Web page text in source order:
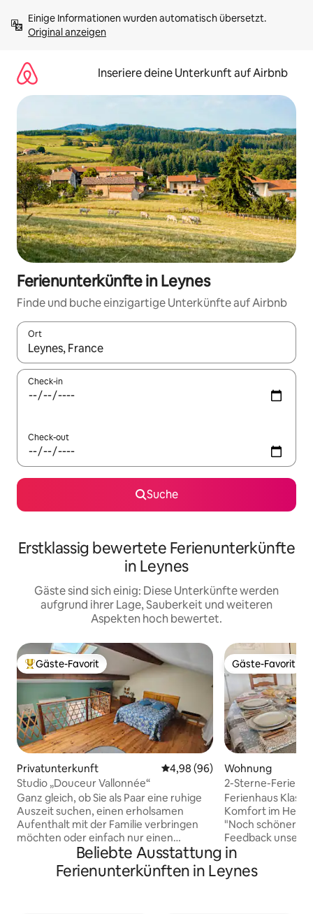
Inhalten
springenOriginal anzeigen
Inseriere deine Unterkunft auf Airbnb
Ferienunterkünfte in Leynes
Finde und buche einzigartige Unterkünfte auf Airbnb
Ort
Wenn Ergebnisse verfügbar sind, navigiere mit den
Check-in
Check-out
Suche
Erstklassig bewertete Ferienunterkünfte
in Leynes
Gäste sind sich einig: Diese Unterkünfte werden
aufgrund ihrer Lage, Sauberkeit und weiteren
Aspekten hoch bewertet.
Beliebter Gäste-Favorit.
Gäste-Favorit
Privatunterkunft Durchschnittliche Bewertung:
4,98 (96)
Studio „Douceur Vallonnée“
Ganz gleich, ob Sie als Paar eine ruhige
Auszeit suchen, einen erholsamen
Aufenthalt mit der Familie verbringen
möchten oder einfach nur einen
angenehmen Zwischenstopp einlegen
wollen: Unser klimatisiertes Studio mit
Schlafzimmer im Zwischengeschoss
Gäste-Favorit
Gäste-Favorit
Wohnung
2-Sterne-
Mâconnais,
Ferienhaus
Komfort im
"Noch schöner in
Feedback
Sie eine Fläche
mit Leidenschaft
Highlights: ●
Beliebte Ausstattung in
Ferienunterkünften in Leynes